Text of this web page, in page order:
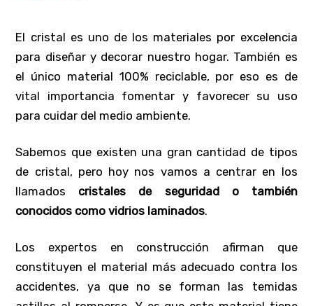
El cristal es uno de los materiales por excelencia
para diseñar y decorar nuestro hogar. También es
el único material 100% reciclable, por eso es de
vital importancia fomentar y favorecer su uso
para cuidar del medio ambiente.
Sabemos que existen una gran cantidad de tipos
de cristal, pero hoy nos vamos a centrar en los
llamados cristales de seguridad o también
conocidos como vidrios laminados.
Los expertos en construcción afirman que
constituyen el material más adecuado contra los
accidentes, ya que no se forman las temidas